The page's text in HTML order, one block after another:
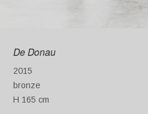
De Donau
2015
bronze
H 165 cm